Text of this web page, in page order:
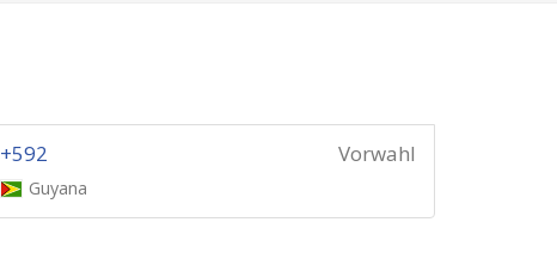
Vorwahl
+592
Guyana